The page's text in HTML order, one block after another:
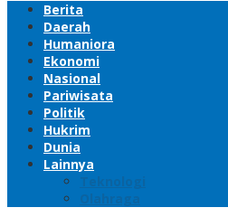
Berita
Daerah
Humaniora
Ekonomi
Nasional
Pariwisata
Politik
Hukrim
Dunia
Lainnya
Teknologi
Olahraga